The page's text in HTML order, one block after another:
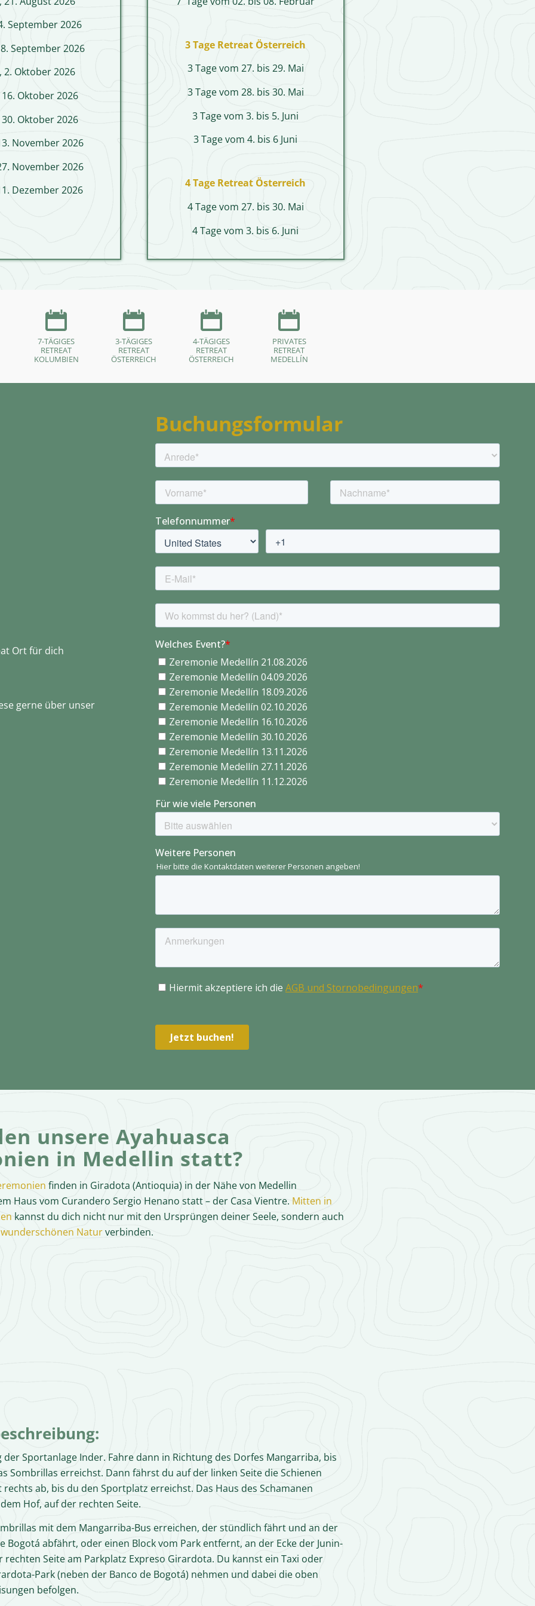
September 2026
September 2026
2. Oktober 2026
Oktober 2026
Oktober 2026
November 2026
November 2026
Dezember 2026
3 Tage Retreat Österreich
3 Tage vom 27. bis 29. Mai
3 Tage vom 28. bis 30. Mai
3 Tage vom 3. bis 5. Juni
3 Tage vom 4. bis 6 Juni
4 Tage Retreat Österreich
4 Tage vom 27. bis 30. Mai
4 Tage vom 3. bis 6. Juni
7-TÄGIGES
RETREAT
KOLUMBIEN
3-TÄGIGES
RETREAT
ÖSTERREICH
4-TÄGIGES
RETREAT
ÖSTERREICH
PRIVATES
RETREAT
MEDELLÍN
Ort für dich
gerne über unser
Buchungsformular
unsere Ayahuasca
in Medellin statt?
finden in Giradota (Antioquia) in der Nähe von Medellin
Haus vom Curandero Sergio Henano statt – der Casa Vientre. Mitten in
kannst du dich nicht nur mit den Ursprüngen deiner Seele, sondern auch
Naturverbinden.
der Sportanlage Inder. Fahre dann in Richtung des Dorfes Mangarriba, bis
Sombrillas erreichst. Dann fährst du auf der linken Seite die Schienen
ab, bis du den Sportplatz erreichst. Das Haus des Schamanen
Hof, auf der rechten Seite.
mit dem Mangarriba-Bus erreichen, der stündlich fährt und an der
Bogotá abfährt, oder einen Block vom Park entfernt, an der Ecke der Junin-
rechten Seite am Parkplatz Expreso Girardota. Du kannst ein Taxi oder
Park (neben der Banco de Bogotá) nehmen und dabei die oben
befolgen.